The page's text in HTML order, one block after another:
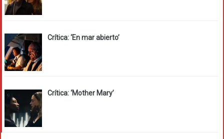
Crítica: ‘En mar abierto’
Crítica: ‘Mother Mary’